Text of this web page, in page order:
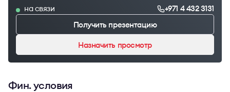
на связи
+971 4 432 3131
Получить презентацию
Назначить просмотр
Фин. условия